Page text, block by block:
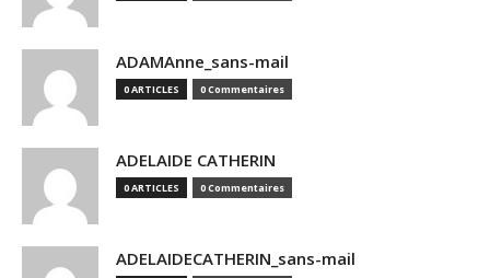
ADAMAnne_sans-mail
0 ARTICLES 0 Commentaires
ADELAIDE CATHERIN
0 ARTICLES 0 Commentaires
ADELAIDECATHERIN_sans-mail